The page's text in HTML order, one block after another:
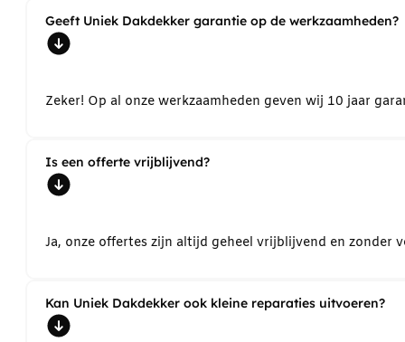
Geeft Uniek Dakdekker garantie op de werkzaamheden?
Zeker! Op al onze werkzaamheden geven wij 10 jaar
Is een offerte vrijblijvend?
Ja, onze offertes zijn altijd geheel vrijblijvend en
Kan Uniek Dakdekker ook kleine reparaties uitvoeren?